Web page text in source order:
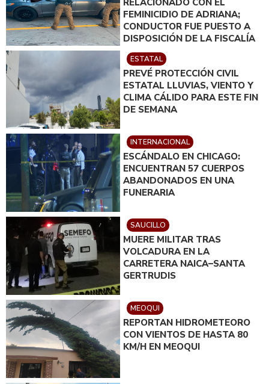
FEMINICIDIO DE ADRIANA;
CONDUCTOR FUE PUESTO A
DISPOSICIÓN DE LA FISCALÍA
ESTATAL
PREVÉ PROTECCIÓN CIVIL
ESTATAL LLUVIAS, VIENTO Y
CLIMA CÁLIDO PARA ESTE FIN
DE SEMANA
INTERNACIONAL
ESCÁNDALO EN CHICAGO:
ENCUENTRAN 57 CUERPOS
ABANDONADOS EN UNA
FUNERARIA
SAUCILLO
MUERE MILITAR TRAS
VOLCADURA EN LA
CARRETERA NAICA–SANTA
GERTRUDIS
MEOQUI
REPORTAN HIDROMETEORO
CON VIENTOS DE HASTA 80
KM/H EN MEOQUI